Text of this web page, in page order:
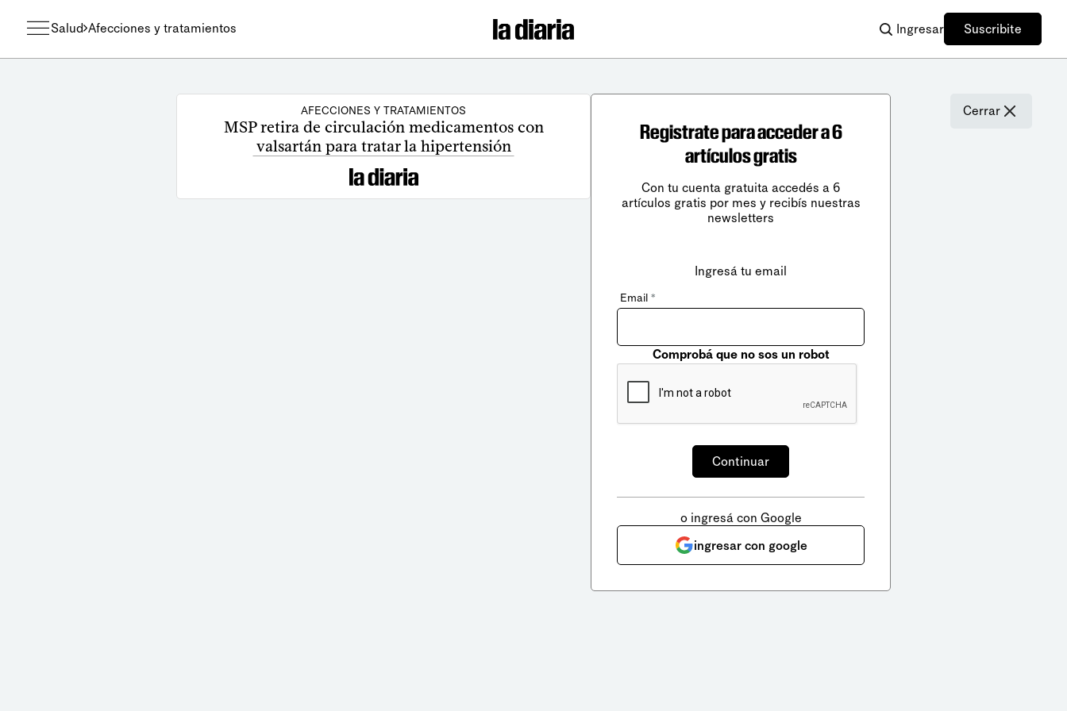
Salud Afecciones y tratamientos Ingresar Suscribite
AFECCIONES Y TRATAMIENTOS
MSP retira de circulación medicamentos con
valsartán para tratar la hipertensión
Cerrar
Registrate para acceder a 6
artículos gratis
Con tu cuenta gratuita accedés a 6
artículos gratis por mes y recibís nuestras
newsletters
Ingresá tu email
Email *
Comprobá que no sos un robot
o ingresá con Google
ingresar con google